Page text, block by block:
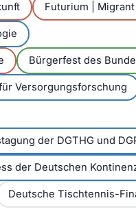
Futurium |
Bürgerfest des
Versorgungsforschung
der DGTHG und
der Deutschen
Deutsche Tischtennis-